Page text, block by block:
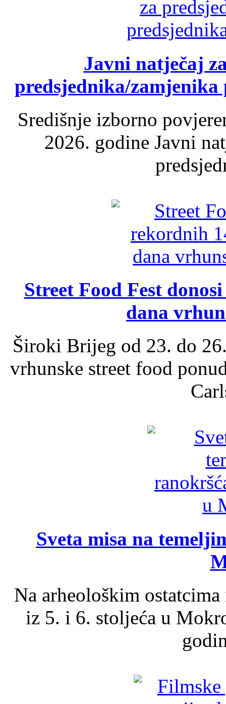
Javni natječaj
predsjednika/
Središnje izborno
2026. godine Javni
Street Food Fest
dana
Široki Brijeg od 23. do
vrhunske street food
Sveta misa na
Na arheološkim
iz 5. i 6. stoljeća u